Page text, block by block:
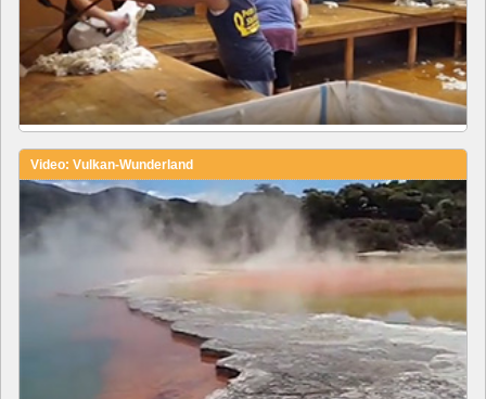
Video: Vulkan-Wunderland